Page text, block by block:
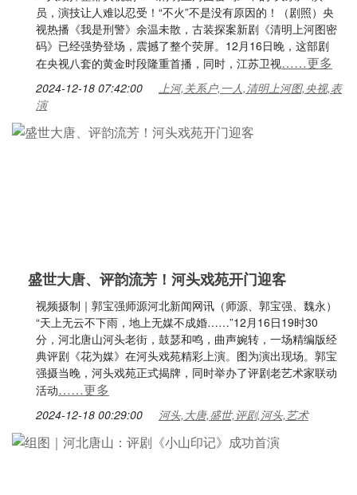
员，演技让人难以忍受！“不火”不是没有原因的！（剧照）央
视热播《我是刑警》余温未散，古装探案新剧《清明上河图密
码》已经强势登场，震撼了整个荧屏。12月16日晚，这部剧
在央视八套的黄金时段隆重首播，同时，江苏卫视……更多
2024-12-18 07:42:00
上河,关系户,一人,清明上河图,央视,表
演
盛世大唐、评韵流芳！河头戏苑开门迎客
视频摄制｜郭宝强师源河北新闻网讯（师源、郭宝强、魏永）
“天上无云不下雨，地上无媒不成婚……”12月16日19时30
分，河北唐山河头老街，鼓瑟和鸣，曲声婉转，一场精编版经
典评剧《花为媒》在河头戏苑精彩上演。图为演出现场。郭宝
强摄当晚，河头戏苑正式揭牌，同时举办了评剧老艺术家联动
活动……更多
2024-12-18 00:29:00 河头,大唐,盛世,评剧,河头,艺术